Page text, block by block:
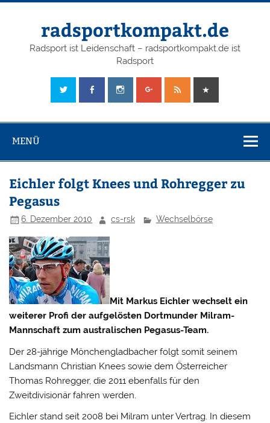
radsportkompakt.de
Radsport ist Leidenschaft – radsportkompakt.de ist
Radsport
MENÜ
Eichler folgt Knees und Rohregger zu
Pegasus
6. Dezember 2010 cs-rsk Wechselbörse
Mit Markus Eichler wechselt ein
weiterer Profi der aufgelösten Dortmunder Milram-
Mannschaft zum australischen Pegasus-Team.
Der 28-jährige Mönchengladbacher folgt somit seinem
Landsmann Christian Knees sowie dem Österreicher
Thomas Rohregger, die 2011 ebenfalls für den
Zweitdivisionär fahren werden.
Eichler stand seit 2008 bei Milram unter Vertrag. In diesem